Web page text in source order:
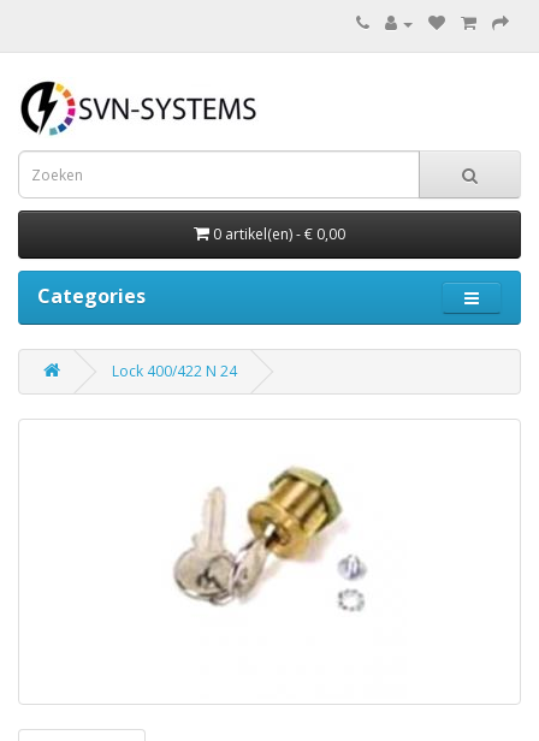
0 artikel(en) - € 0,00
Categories
Lock 400/422 N 24